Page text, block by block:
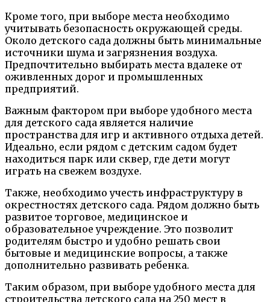
Кроме того, при выборе места необходимо
учитывать безопасность окружающей среды.
Около детского сада должны быть минимальные
источники шума и загрязнения воздуха.
Предпочтительно выбирать места вдалеке от
оживленных дорог и промышленных
предприятий.
Важным фактором при выборе удобного места
для детского сада является наличие
пространства для игр и активного отдыха детей.
Идеально, если рядом с детским садом будет
находиться парк или сквер, где дети могут
играть на свежем воздухе.
Также, необходимо учесть инфраструктуру в
окрестностях детского сада. Рядом должно быть
развитое торговое, медицинское и
образовательное учреждение. Это позволит
родителям быстро и удобно решать свои
бытовые и медицинские вопросы, а также
дополнительно развивать ребенка.
Таким образом, при выборе удобного места для
строительства детского сада на 250 мест в